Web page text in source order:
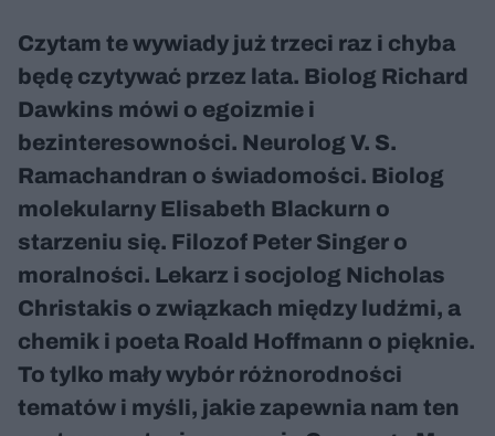
Czytam te wywiady już trzeci raz i chyba
będę czytywać przez lata. Biolog Richard
Dawkins mówi o egoizmie i
bezinteresowności. Neurolog V. S.
Ramachandran o świadomości. Biolog
molekularny Elisabeth Blackurn o
starzeniu się. Filozof Peter Singer o
moralności. Lekarz i socjolog Nicholas
Christakis o związkach między ludźmi, a
chemik i poeta Roald Hoffmann o pięknie.
To tylko mały wybór różnorodności
tematów i myśli, jakie zapewnia nam ten